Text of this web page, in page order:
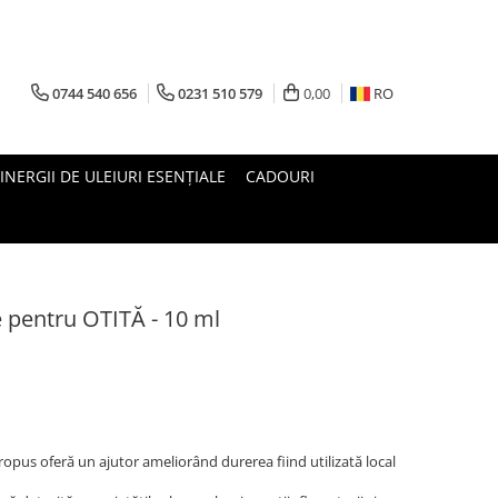
0744 540 656 0231 510 579 0,00 RO
DE ULEIURI ESENȚIALE CADOURI
OTITĂ - 10 ml
oferă un ajutor ameliorând durerea fiind utilizată local